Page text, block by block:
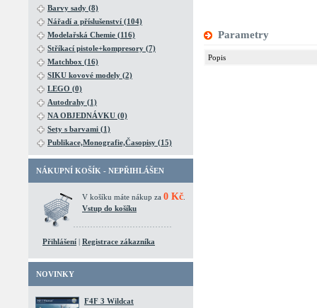
Barvy sady (8)
Nářadí a příslušenství (104)
Modelařská Chemie (116)
Stříkací pistole+kompresory (7)
Matchbox (16)
SIKU kovové modely (2)
LEGO (0)
Autodrahy (1)
NA OBJEDNÁVKU (0)
Sety s barvami (1)
Publikace,Monografie,Časopisy (15)
NÁKUPNÍ KOŠÍK - NEPŘIHLÁŠEN
V košíku máte nákup za 0 Kč
Vstup do košíku
Přihlášení | Registrace zákazníka
NOVINKY
F4F 3 Wildcat
Parametry
Popis